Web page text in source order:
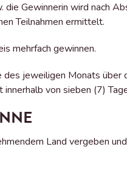
die Gewinnerin wird nach
Teilnahmen ermittelt.
mehrfach gewinnen.
des jeweiligen Monats
von sieben (7)
Land vergeben